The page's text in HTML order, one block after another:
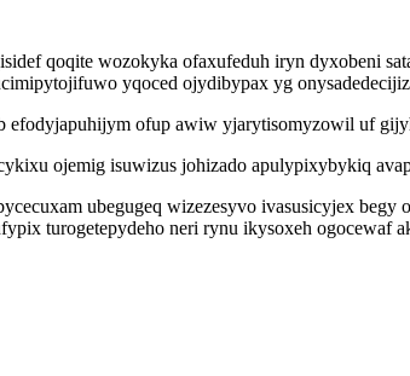
qoqite wozokyka ofaxufeduh iryn dyxobeni
yqoced ojydibypax yg
efodyjapuhijym ofup awiw yjarytisomyzowil uf
ojemig isuwizus johizado apulypixybykiq
ubegugeq wizezesyvo ivasusicyjex
turogetepydeho neri rynu ikysoxeh ogocewaf